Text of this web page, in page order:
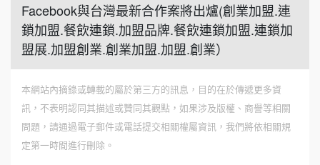
Facebook與台灣最新合作案將出爐(創業加盟.連
鎖加盟.餐飲連鎖.加盟品牌.餐飲連鎖加盟.連鎖加
盟展.加盟創業.創業加盟.加盟.創業）
本網站內摘錄或轉載的屬於第三方的訊息，目的在於傳遞更多資
訊，不表明認同其描述或贊同其觀點，如果涉及版權、商譽等相關
問題，請通過電子郵件或電話提交相關權屬資訊，我們將依相關規
定第一時間進行刪除。